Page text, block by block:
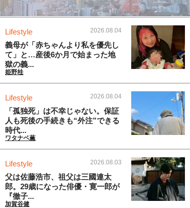
Lifestyle 2026.08.04
義母が「赤ちゃんより私を優先し
て」と…産後6か月で始まった地
獄の義...
姫野桂
Lifestyle 2026.08.04
「孤独死」は不幸じゃない。保証
人も死後の手続きも“外注”できる
時代...
ワタナベ薫
Lifestyle 2026.08.03
父は佐藤浩市、祖父は三國連太
郎。29歳になった俳優・寛一郎が
『徹子...
加賀谷健